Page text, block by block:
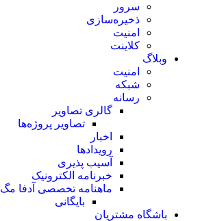
سرور
ذخیره‌سازی
امنیت
کلاینت
وبلاگ
امنیت
شبکه
رسانه
گالری تصاویر
تصاویر پروژه‌ها
اخبار
رویدادها
آسیب پذیری
خبرنامه الکترونیک
ماهنامه تخصصی آدفا مگ
بایگانی
باشگاه مشتریان